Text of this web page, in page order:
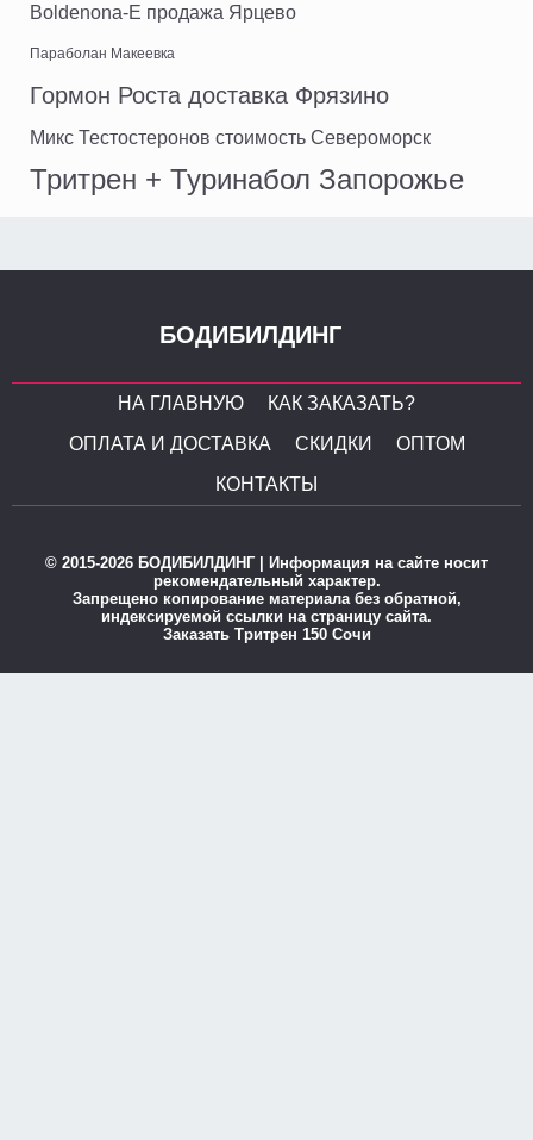
Boldenona-E продажа Ярцево
Параболан Макеевка
Гормон Роста доставка Фрязино
Микс Тестостеронов стоимость Североморск
Тритрен + Туринабол Запорожье
БОДИБИЛДИНГ
НА ГЛАВНУЮ
КАК ЗАКАЗАТЬ?
ОПЛАТА И ДОСТАВКА
СКИДКИ
ОПТОМ
КОНТАКТЫ
© 2015-2026 БОДИБИЛДИНГ | Информация на сайте носит
рекомендательный характер.
Запрещено копирование материала без обратной,
индексируемой ссылки на страницу сайта.
Заказать Тритрен 150 Сочи